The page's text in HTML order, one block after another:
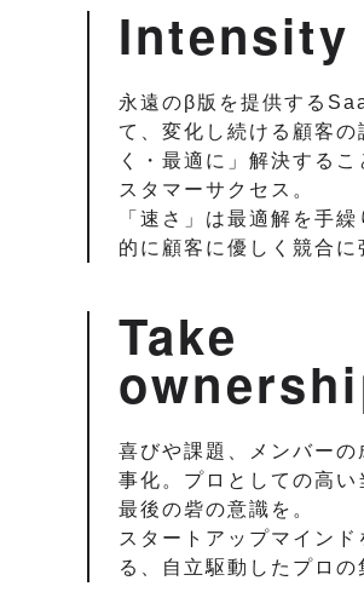
Intensity
永遠のβ版を提供する
て、変化し続ける顧客の
く・最適に」解決するこ
スタマーサクセス。
「速さ」は最適解を手繰
的に顧客に優しく競合に
Take
喜びや課題、メンバーの
事化。プロとしての高い
最後の砦の意識を。
スタートアップマインド
る、自立駆動したプロの